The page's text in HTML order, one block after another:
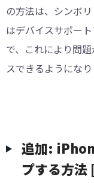
の方法は、シンボ
はデバイスサポー
で、これにより問
スできるようになり
追加:
プする方法